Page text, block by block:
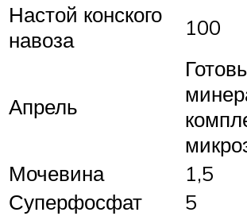
Настой конского
навоза
100
Апрель
Мочевина
1,5
Суперфосфат
5